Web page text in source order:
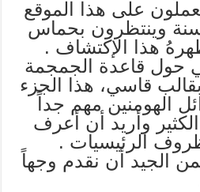
على هذا الموقع
لمدة 15 سنة وينتظرون بحماس
هذا الإكتشاف .
حول قاعدة الجمجمة
قاسي، هذا الجزء
الهومنين مهم جداً
وأريد أن أعرف
الرئيسيات .
الجيد أن نقدم وجهاً